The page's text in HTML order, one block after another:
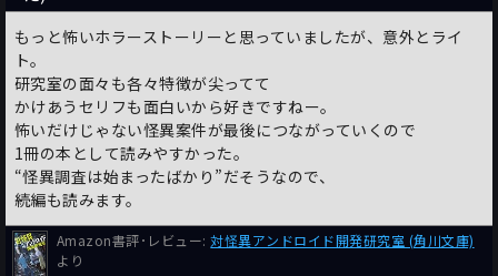
もっと怖いホラーストーリーと思っていましたが、意外とライ
ト。
研究室の面々も各々特徴が尖ってて
かけあうセリフも面白いから好きですねー。
怖いだけじゃない怪異案件が最後につながっていくので
1冊の本として読みやすかった。
“怪異調査は始まったばかり”だそうなので、
続編も読みます。
Amazon書評･レビュー:対怪異アンドロイド開発研究室 (角川文庫)
より